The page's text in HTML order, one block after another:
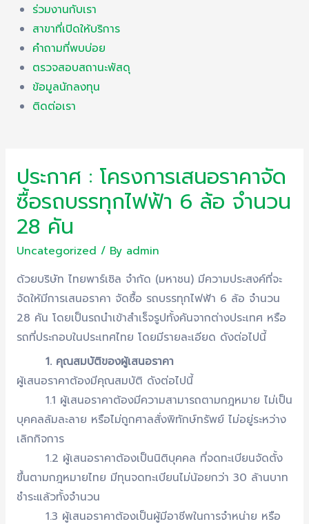
ร่วมงานกับเรา
สาขาที่เปิดให้บริการ
คำถามที่พบบ่อย
ตรวจสอบสถานะพัสดุ
ข้อมูลนักลงทุน
ติดต่อเรา
ประกาศ : โครงการเสนอราคาจัด
ซื้อรถบรรทุกไฟฟ้า 6 ล้อ จำนวน
28 คัน
Uncategorized / By admin
ด้วยบริษัท ไทยพาร์เซิล จำกัด (มหาชน) มีความประสงค์ที่จะ
จัดให้มีการเสนอราคา จัดซื้อ รถบรรทุกไฟฟ้า 6 ล้อ จำนวน
28 คัน โดยเป็นรถนำเข้าสำเร็จรูปทั้งคันจากต่างประเทศ หรือ
รถที่ประกอบในประเทศไทย โดยมีรายละเอียด ดังต่อไปนี้
1. คุณสมบัติของผู้เสนอราคา
ผู้เสนอราคาต้องมีคุณสมบัติ ดังต่อไปนี้
1.1 ผู้เสนอราคาต้องมีความสามารถตามกฎหมาย ไม่เป็น
บุคคลล้มละลาย หรือไม่ถูกศาลสั่งพิทักษ์ทรัพย์ ไม่อยู่ระหว่าง
เลิกกิจการ
1.2 ผู้เสนอราคาต้องเป็นนิติบุคคล ที่จดทะเบียนจัดตั้ง
ขึ้นตามกฎหมายไทย มีทุนจดทะเบียนไม่น้อยกว่า 30 ล้านบาท
ชำระแล้วทั้งจำนวน
1.3 ผู้เสนอราคาต้องเป็นผู้มีอาชีพในการจำหน่าย หรือ